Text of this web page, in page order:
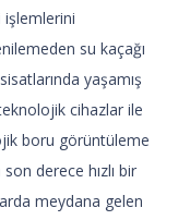
işlemlerini
su kaçağı
yaşamış
cihazlar ile
boru görüntüleme
son derece hızlı bir
meydana gelen